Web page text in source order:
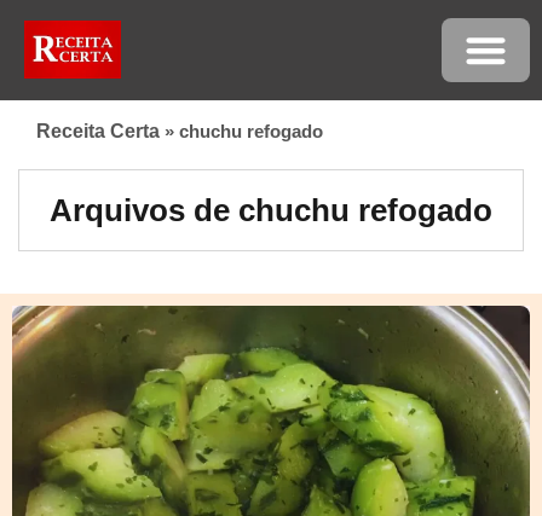
Receita Certa » chuchu refogado
Arquivos de chuchu refogado